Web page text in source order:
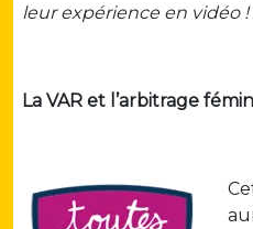
leur expérience en vidéo !
La VAR et l’arbitrage